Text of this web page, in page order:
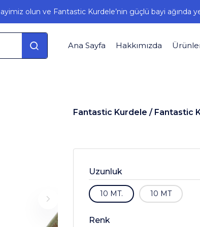
olun ve Fantastic Kurdele’nin güçlü bayi ağında
Ana Sayfa Hakkımızda
Fantastic Kurdele / Fantastic
Uzunluk
10 MT. 10 MT
Renk